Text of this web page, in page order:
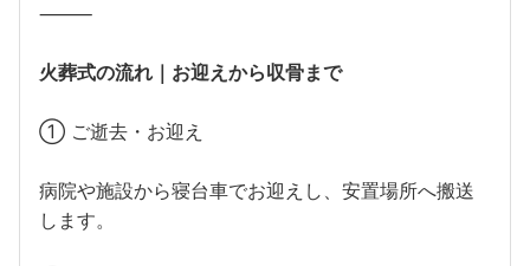
⸻
火葬式の流れ｜お迎えから収骨まで
① ご逝去・お迎え
病院や施設から寝台車でお迎えし、安置場所へ搬送
します。